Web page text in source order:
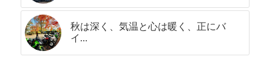
秋は深く、気温と心は暖く、正にバ
イ…